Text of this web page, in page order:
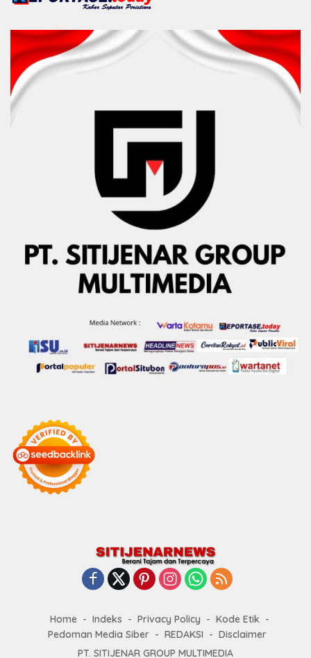
Home Indeks Privacy Policy
Kode Etik
Pedoman Media Siber
REDAKSI
Disclaimer
PT. SITIJENAR GROUP MULTIMEDIA